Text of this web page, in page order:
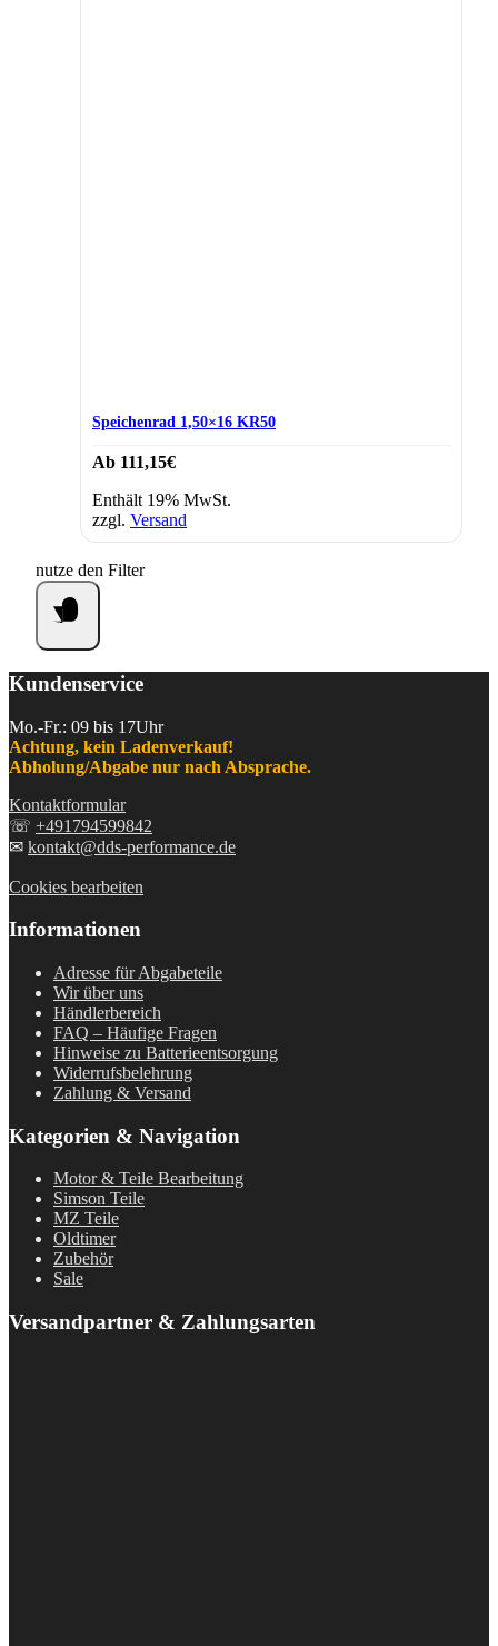
Speichenrad 1,50×16 KR50
Ab 111,15€
Enthält 19% MwSt.
zzgl. Versand
nutze den Filter
Kundenservice
Mo.-Fr.: 09 bis 17Uhr
Achtung, kein Ladenverkauf!
Abholung/Abgabe nur nach Absprache.
Kontaktformular
☏ +491794599842
✉ kontakt@dds-performance.de
Cookies bearbeiten
Informationen
Adresse für Abgabeteile
Wir über uns
Händlerbereich
FAQ – Häufige Fragen
Hinweise zu Batterieentsorgung
Widerrufsbelehrung
Zahlung & Versand
Kategorien & Navigation
Motor & Teile Bearbeitung
Simson Teile
MZ Teile
Oldtimer
Zubehör
Sale
Versandpartner & Zahlungsarten